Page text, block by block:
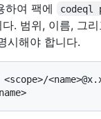
하여 팩에 codeql
. 범위, 이름, 그
시해야 합니다.